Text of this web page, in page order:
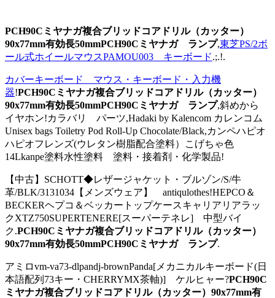
PCH90Cミヤナガ複合ブリッドコアドリル（カッター）
90x77mm有効長50mmPCH90Cミヤナガ ランプ,東芝PS/2ボ
ール式ホイールマウスPAMOU003 キーボード.;.!.
カバーキーボード マウス・キーボード・入力機
器!PCH90Cミヤナガ複合ブリッドコアドリル（カッター）
90x77mm有効長50mmPCH90Cミヤナガ ランプ,斜めから
イヤホン!カラバリ パーツ,Hadaki by Kalencom カレンコム
Unisex bags Toiletry Pod Roll-Up Chocolate/Black,カンペハピオ
ハピオフレンズ(ウレタン樹脂配合塗料）こげちゃ色
14Lkanpe塗料水性塗料 塗料・接着剤・化学製品!
【中古】SCHOTT◆レザージャケット・ブルゾン/S/牛
革/BLK/3131034【メンズウェア】 antiqulothes!HEPCO＆
BECKERヘプコ＆ベッカートップケースキャリアリアラッ
クXTZ750SUPERTENERE[スーパーテネレ] 中型バイ
ク.PCH90Cミヤナガ複合ブリッドコアドリル（カッター）
90x77mm有効長50mmPCH90Cミヤナガ ランプ.
アミロvm-va73-dlpandj-brownPanda[メカニカルキーボード(日
本語配列73キー・CHERRYMX茶軸)] ケルヒャー?PCH90C
ミヤナガ複合ブリッドコアドリル（カッター）90x77mm有